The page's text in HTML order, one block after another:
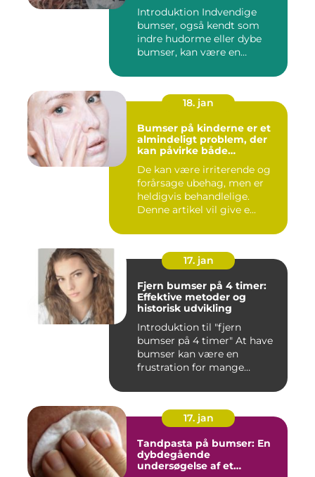
Introduktion Indvendige
bumser, også kendt som
indre hudorme eller dybe
bumser, kan være en
18. jan
Bumser på kinderne er et
almindeligt problem, der
kan påvirke både
De kan være irriterende og
forårsage ubehag, men er
heldigvis behandlelige.
Denne artikel vil give e...
17. jan
Fjern bumser på 4 timer:
Effektive metoder og
historisk udvikling
Introduktion til "fjern
bumser på 4 timer" At have
bumser kan være en
frustration for mange
17. jan
Tandpasta på bumser: En
dybdegående
undersøgelse af et